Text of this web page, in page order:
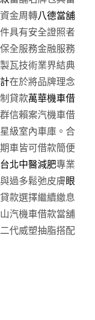
金周轉八德當舖
具有安全證照者
全服務金融服務
瓦技術業界結典
在於將品牌理念
貸款萬華機車借
信賴案汽機車借
級室內車庫。合
車皆可借款簡便
台北中醫減肥專業
過多鬆弛皮膚眼
款選擇繼續繳息
汽機車借款當舖
代威塑抽脂搭配